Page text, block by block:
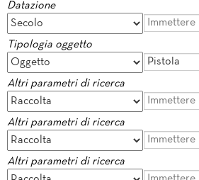
Datazione
Tipologia oggetto
Altri parametri di ricerca
Altri parametri di ricerca
Altri parametri di ricerca